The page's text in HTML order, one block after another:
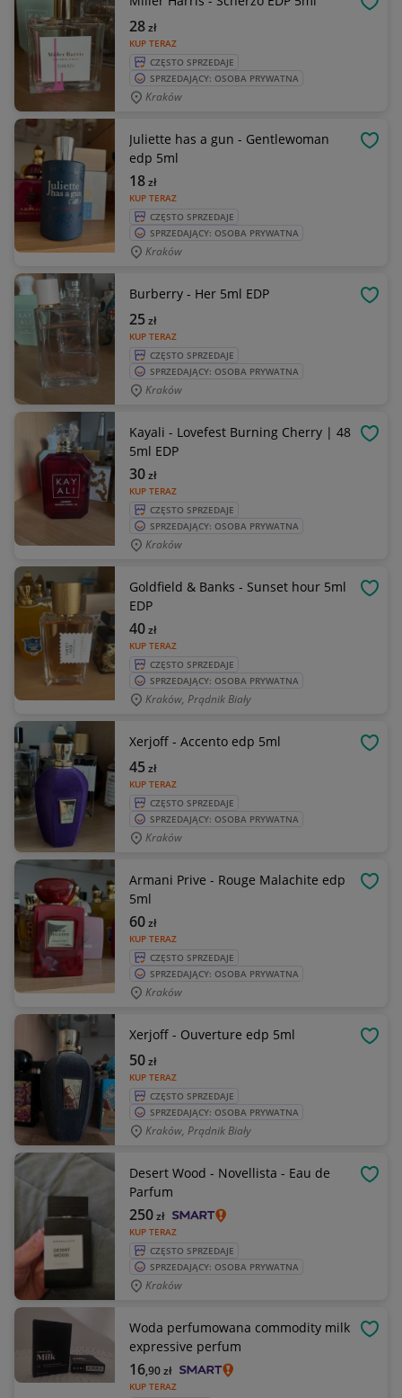
KUP TERAZ
28zł
CZĘSTO SPRZEDAJE
SPRZEDAJĄCY: OSOBA PRYWATNA
Kraków
Juliette has a gun - Gentlewoman
edp 5ml
KUP TERAZ
18zł
CZĘSTO SPRZEDAJE
SPRZEDAJĄCY: OSOBA PRYWATNA
Kraków
Burberry - Her 5ml EDP
KUP TERAZ
25zł
CZĘSTO SPRZEDAJE
SPRZEDAJĄCY: OSOBA PRYWATNA
Kraków
Kayali - Lovefest Burning Cherry | 48
5ml EDP
KUP TERAZ
30zł
CZĘSTO SPRZEDAJE
SPRZEDAJĄCY: OSOBA PRYWATNA
Kraków
Goldfield & Banks - Sunset hour 5ml
EDP
KUP TERAZ
40zł
CZĘSTO SPRZEDAJE
SPRZEDAJĄCY: OSOBA PRYWATNA
Kraków, Prądnik Biały
Xerjoff - Accento edp 5ml
KUP TERAZ
45zł
CZĘSTO SPRZEDAJE
SPRZEDAJĄCY: OSOBA PRYWATNA
Kraków
Armani Prive - Rouge Malachite edp
5ml
KUP TERAZ
60zł
CZĘSTO SPRZEDAJE
SPRZEDAJĄCY: OSOBA PRYWATNA
Kraków
Xerjoff - Ouverture edp 5ml
KUP TERAZ
50zł
CZĘSTO SPRZEDAJE
SPRZEDAJĄCY: OSOBA PRYWATNA
Kraków, Prądnik Biały
Desert Wood - Novellista - Eau de
Parfum
KUP TERAZ
250zł
CZĘSTO SPRZEDAJE
SPRZEDAJĄCY: OSOBA PRYWATNA
Kraków
Woda perfumowana commodity milk
expressive perfum
KUP TERAZ
16,90zł